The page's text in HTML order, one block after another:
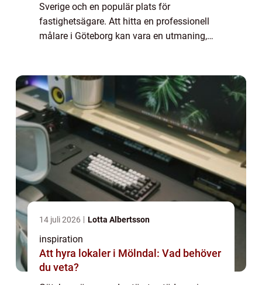
Sverige och en populär plats för
fastighetsägare. Att hitta en professionell
målare i Göteborg kan vara en utmaning,
14 juli 2026 Lotta Albertsson
inspiration
Att hyra lokaler i Mölndal: Vad behöver
du veta?